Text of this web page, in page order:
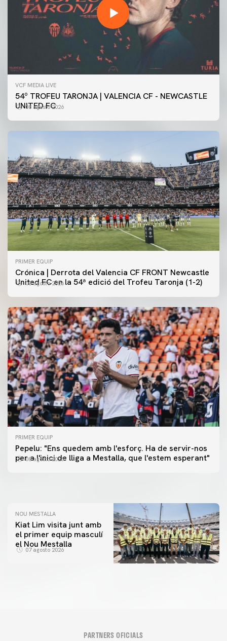
VCF MEDIA LIVE
54º TROFEU TARONJA | VALENCIA CF - NEWCASTLE
UNITED FC
08 agosto 2026
PRIMER EQUIP
Crónica | Derrota del Valencia CF FRONT Newcastle
United FC en la 54ª edició del Trofeu Taronja (1-2)
08 agosto 2026
PRIMER EQUIP
Pepelu: "Ens quedem amb l'esforç. Ha de servir-nos
per a l'inici de lliga a Mestalla, que l'estem esperant"
08 agosto 2026
PRIMER EQUIP
📸 #ValenciaNUFC
PRIMER EQUIP
MESTALLA 📍
NOU MESTALLA
Kiat Lim visita junt amb
el primer equip masculí
el Nou Mestalla
07 agosto 2026
PARTNERS OFICIALS